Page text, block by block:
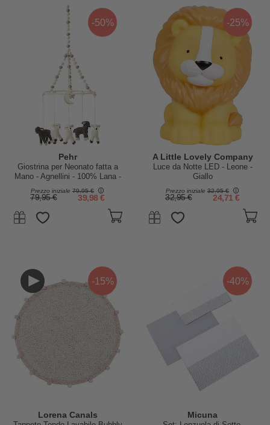
-50%
Pehr
Giostrina per Neonato fatta a
Mano - Agnellini - 100% Lana -
Coloranti AZO-Free
Prezzo iniziale 79,95 €
79,95 € 39,98 €
-25%
A Little Lovely Company
Luce da Notte LED - Leone -
Giallo
Prezzo iniziale 32,95 €
32,95 € 24,71 €
-15%
Lorena Canals
-40%
Micuna